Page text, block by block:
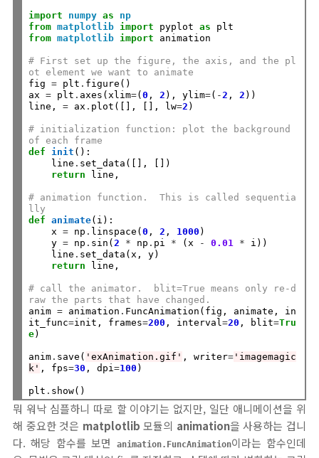
import numpy as
np
from matplotlib import pyplot as
from matplotlib import animation
# First set up the figure, the axis, and the pl
ot element we want to animate
fig = plt . figure()
ax = plt . axes(xlim=(0 , 2 ), ylim=( - 2 , 2 ))
line, = ax . plot([], [], lw=2 )
# initialization function: plot the background
of each frame
def
init ():
    line
. set_data([], [])
return line,
# animation function.  This is called sequentia
lly
def
animate(i):
    x
= np . linspace(0 , 2 , 1000 )
    y
= np . sin( 2 * np . pi * (x - 0.01 * i))
    line
. set_data(x, y)
return line,
# call the animator.  blit=True means only re-d
raw the parts that have changed.
anim = animation . FuncAnimation(fig, animate, in
it_func=init, frames=200 , interval=20 , blit=Tru
e)
anim . save( 'exAnimation.gif' , writer= 'imagemagic
k' , fps=30 , dpi=100 )
plt .
뭐 워낙 심플하니 따로 할 이야기는 없지만, 일단 애니메이션을 위
해 중요한 것은 matplotlib 모듈의 animation을 사용하는 겁니
다. 해당 함수를 보면
animation.FuncAnimation이라는 함수인데